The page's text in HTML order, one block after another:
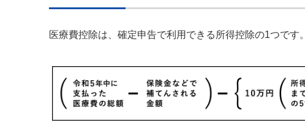
医療費控除は、確定申告で利用できる所得控除の1つです。